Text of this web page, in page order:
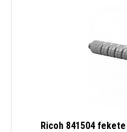
Ricoh 841504